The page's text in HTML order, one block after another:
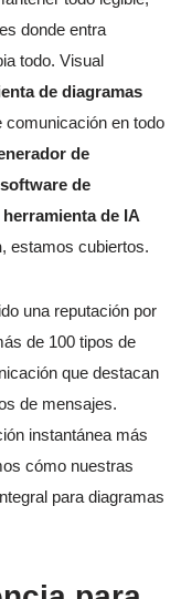
donde entra
todo. Visual
de diagramas
comunicación en todo
de
software de
de IA
, estamos cubiertos.
una reputación por
de 100 tipos de
que destacan
de mensajes.
instantánea más
cómo nuestras
para diagramas